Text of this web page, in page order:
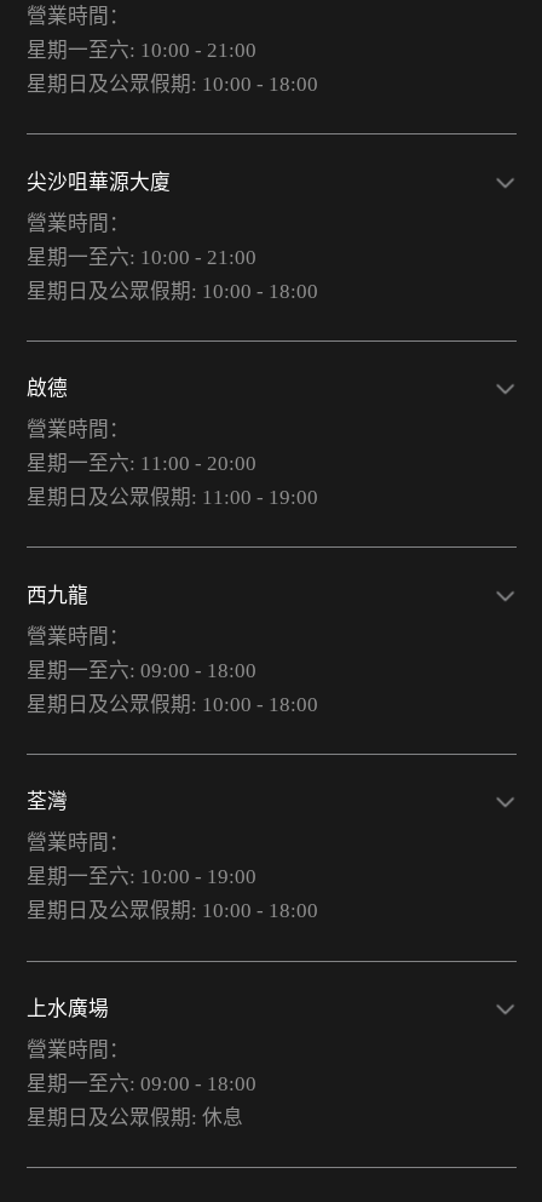
營業時間：
星期一至六: 10:00 - 21:00
星期日及公眾假期: 10:00 - 18:00
尖沙咀華源大廈
營業時間：
星期一至六: 10:00 - 21:00
星期日及公眾假期: 10:00 - 18:00
啟德
營業時間：
星期一至六: 11:00 - 20:00
星期日及公眾假期: 11:00 - 19:00
西九龍
營業時間：
星期一至六: 09:00 - 18:00
星期日及公眾假期: 10:00 - 18:00
荃灣
營業時間：
星期一至六: 10:00 - 19:00
星期日及公眾假期: 10:00 - 18:00
上水廣場
營業時間：
星期一至六: 09:00 - 18:00
星期日及公眾假期: 休息